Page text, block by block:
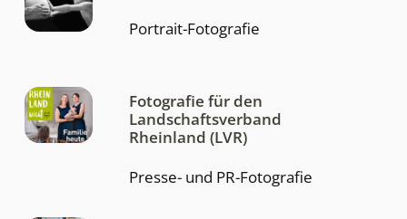
Portrait-Fotografie
Fotografie für den
Landschaftsverband
Rheinland (LVR)
Presse- und PR-Fotografie